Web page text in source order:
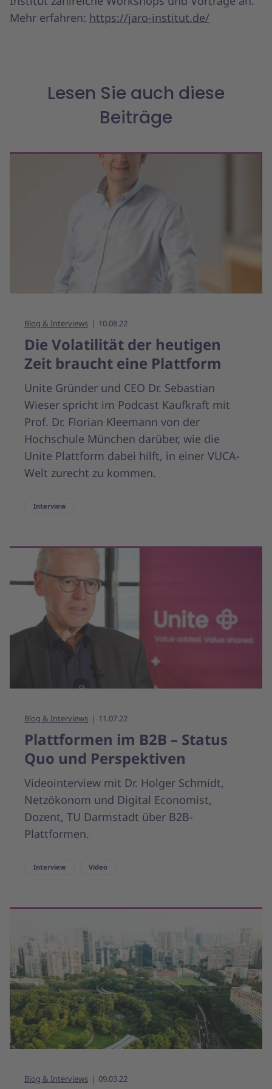
Mehr erfahren: https://jaro-institut.de/
Lesen Sie auch diese
Beiträge
Blog & Interviews 10.08.22
Die Volatilität der heutigen
Zeit braucht eine Plattform
Unite Gründer und CEO Dr. Sebastian
Wieser spricht im Podcast Kaufkraft mit
Prof. Dr. Florian Kleemann von der
Hochschule München darüber, wie die
Unite Plattform dabei hilft, in einer VUCA-
Welt zurecht zu kommen.
Interview
Blog & Interviews 11.07.22
Plattformen im B2B – Status
Quo und Perspektiven
Videointerview mit Dr. Holger Schmidt,
Netzökonom und Digital Economist,
Dozent, TU Darmstadt über B2B-
Plattformen.
Interview Video
Blog & Interviews 09.03.22